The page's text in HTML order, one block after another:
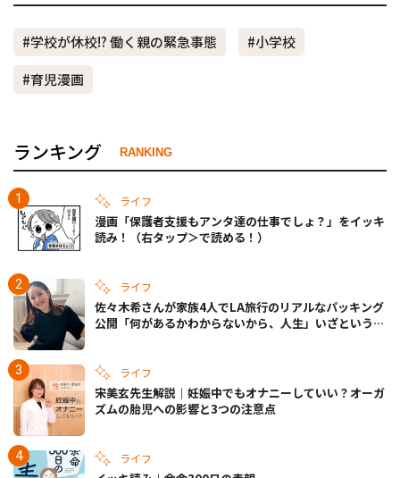
#学校が休校!? 働く親の緊急事態
#小学校
#育児漫画
ランキング RANKING
ライフ
漫画「保護者支援もアンタ達の仕事でしょ？」をイッキ
読み！（右タップ＞で読める！）
ライフ
佐々木希さんが家族4人でLA旅行のリアルなパッキング
公開「何があるかわからないから、人生」いざというと
ライフ
宋美玄先生解説｜妊娠中でもオナニーしていい？オーガ
ズムの胎児への影響と3つの注意点
ライフ